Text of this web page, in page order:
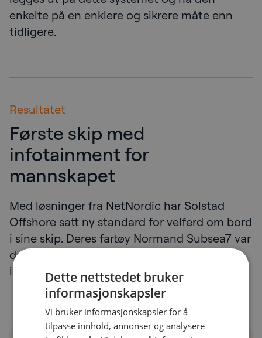
enkelte på en enklere og sikrere måte enn
tidligere.
Resultatet
Første skip med
infotainment for
mannskapet
Med løsninger fra NetNordic har Solstad
Offshore satt ny standard for velferd om bord
i sine skip. Deres fartøy Normand Subsea7 var
det første skipet noensinne som har fått
infotainment installert til sitt mannskap.
Dette nettstedet bruker
informasjonskapsler
Vi bruker informasjonskapsler for å
tilpasse innhold, annonser og analysere